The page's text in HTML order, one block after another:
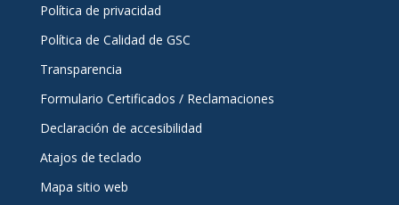
Política de privacidad
Política de Calidad de GSC
Transparencia
Formulario Certificados / Reclamaciones
Declaración de accesibilidad
Atajos de teclado
Mapa sitio web